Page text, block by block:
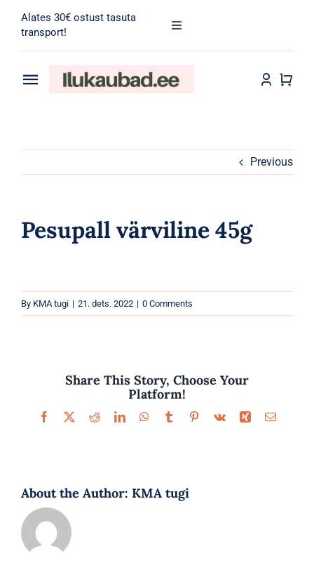
content
Alates 30€ ostust tasuta
transport!
Toggle
for:
Toggle
Meik
Parfüümid
Previous
Pesupall värviline 45g
By KMA tugi | 21. dets. 2022 | 0 Comments
Share This Story, Choose Your
Platform!
Facebook
X RedditLinkedInWhatsApp
TumblrPinterest
Vk Xing Email
About the Author: KMA tugi